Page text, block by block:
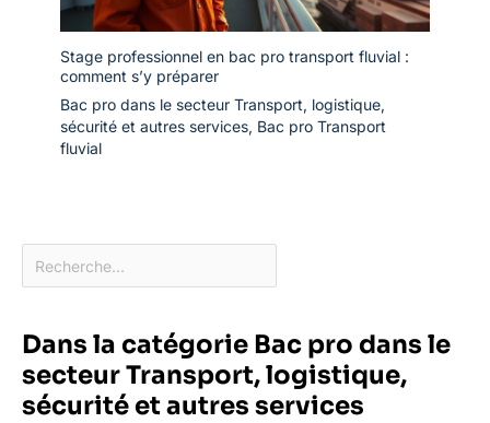
Stage professionnel en bac pro transport fluvial :
comment s’y préparer
Bac pro dans le secteur Transport, logistique,
sécurité et autres services, Bac pro Transport
fluvial
Dans la catégorie Bac pro dans le
secteur Transport, logistique,
sécurité et autres services